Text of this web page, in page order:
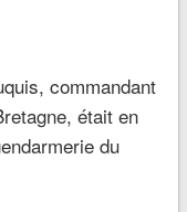
commandant
était en
du